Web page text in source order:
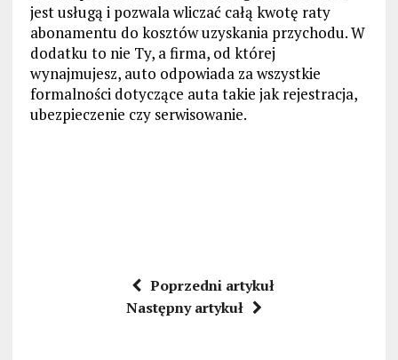
jest usługą i pozwala wliczać całą kwotę raty
abonamentu do kosztów uzyskania przychodu. W
dodatku to nie Ty, a firma, od której
wynajmujesz, auto odpowiada za wszystkie
formalności dotyczące auta takie jak rejestracja,
ubezpieczenie czy serwisowanie.
Poprzedni artykuł
Następny artykuł